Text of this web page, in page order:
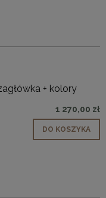
+ kolory
1 270,00 zł
DO KOSZYKA